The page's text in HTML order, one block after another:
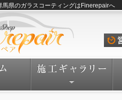
馬県のガラスコーティングはFinerepairへ